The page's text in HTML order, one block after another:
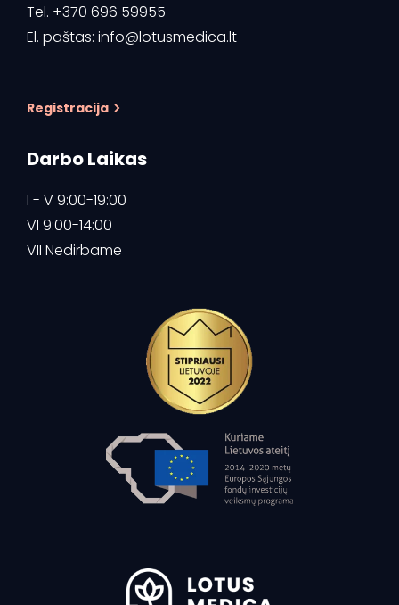
Tel. +370 696 59955
El. paštas: info@lotusmedica.lt
Registracija
Darbo Laikas
I - V 9:00-19:00
VI 9:00-14:00
VII Nedirbame